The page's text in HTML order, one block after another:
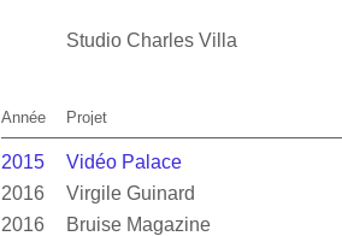
Studio Charles Villa
Année Projet
2015 Vidéo Palace
2016
Virgile Guinard
2016
Bruise Magazine